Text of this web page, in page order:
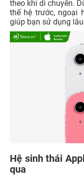
theo khi di chuyển.
thế hệ trước, ngoại
giúp bạn sử dụng
Hệ sinh thái
qua